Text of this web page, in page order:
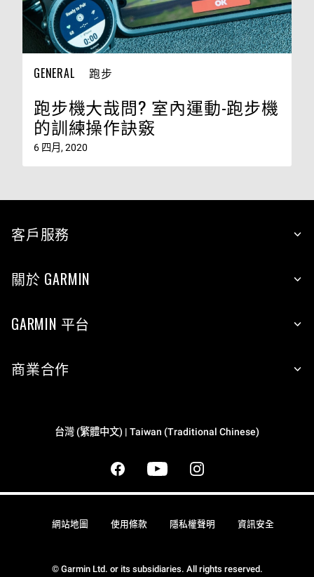
GENERAL 跑步
跑步機大哉問? 室內運動-跑步機
的訓練操作訣竅
6 四月, 2020
客戶服務
關於 GARMIN
GARMIN 平台
商業合作
台灣 (繁體中文) | Taiwan (Traditional Chinese)
© Garmin Ltd. or its subsidiaries. All rights reserved.
網站地圖 使用條款 隱私權聲明 資訊安全